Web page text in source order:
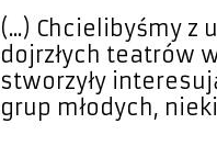
(...) Chcielibyśmy
dojrzłych teatrów
stworzyły
grup młodych,